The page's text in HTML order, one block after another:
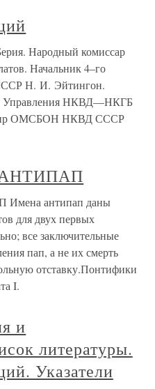
Народный комиссар
Начальник 4–го
Н. И. Эйтингон.
Управления НКВД—НКГБ
ОМСБОН НКВД СССР
антипап даны
для двух первых
все заключительные
пап, а не их смерть
отставку.Понтифики
I.
и
литературы.
Указатели